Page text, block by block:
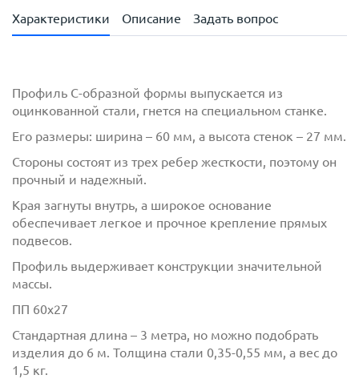
Характеристики Описание Задать вопрос
Профиль С-образной формы выпускается из
оцинкованной стали, гнется на специальном станке.
Его размеры: ширина – 60 мм, а высота стенок – 27 мм.
Стороны состоят из трех ребер жесткости, поэтому он
прочный и надежный.
Края загнуты внутрь, а широкое основание
обеспечивает легкое и прочное крепление прямых
подвесов.
Профиль выдерживает конструкции значительной
массы.
ПП 60х27
Стандартная длина – 3 метра, но можно подобрать
изделия до 6 м. Толщина стали 0,35-0,55 мм, а вес до
1,5 кг.